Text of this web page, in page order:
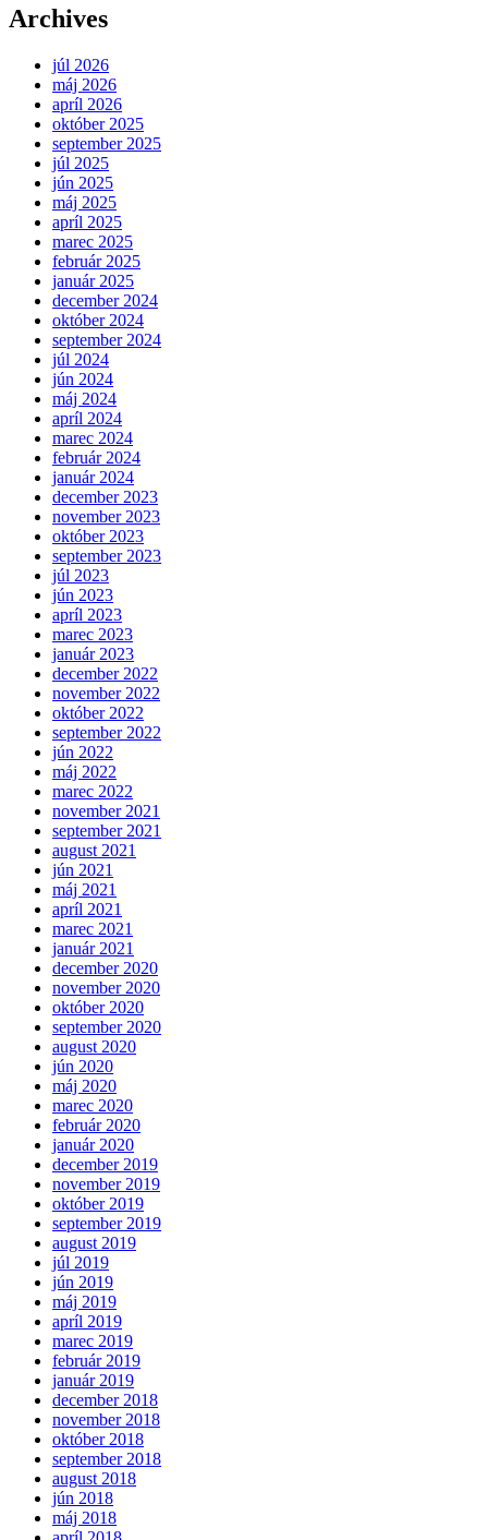
Archives
júl 2026
máj 2026
apríl 2026
október 2025
september 2025
júl 2025
jún 2025
máj 2025
apríl 2025
marec 2025
február 2025
január 2025
december 2024
október 2024
september 2024
júl 2024
jún 2024
máj 2024
apríl 2024
marec 2024
február 2024
január 2024
december 2023
november 2023
október 2023
september 2023
júl 2023
jún 2023
apríl 2023
marec 2023
január 2023
december 2022
november 2022
október 2022
september 2022
jún 2022
máj 2022
marec 2022
november 2021
september 2021
august 2021
jún 2021
máj 2021
apríl 2021
marec 2021
január 2021
december 2020
november 2020
október 2020
september 2020
august 2020
jún 2020
máj 2020
marec 2020
február 2020
január 2020
december 2019
november 2019
október 2019
september 2019
august 2019
júl 2019
jún 2019
máj 2019
apríl 2019
marec 2019
február 2019
január 2019
december 2018
november 2018
október 2018
september 2018
august 2018
jún 2018
máj 2018